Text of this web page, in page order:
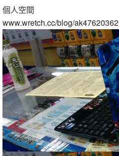
個人空間
www.wretch.cc/blog/ak47620362